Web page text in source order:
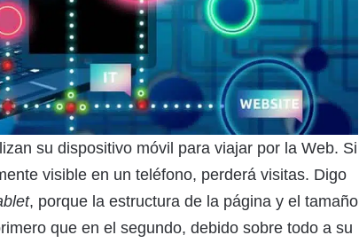
su dispositivo móvil para viajar por la Web. Si
visible en un teléfono, perderá visitas. Digo
, porque la estructura de la página y el tamaño
que en el segundo, debido sobre todo a su